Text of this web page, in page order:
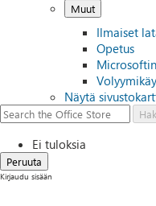
Muut
Ilmaiset
Opetus
Näytä
Ei tuloksia
Peruuta
Kirjaudu sisään